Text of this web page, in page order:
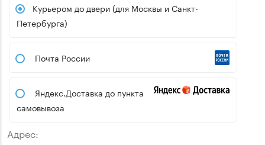
Курьером до двери (для Москвы и Санкт-
Петербурга)
Почта России
Яндекс.Доставка до пункта
самовывоза
Адрес: